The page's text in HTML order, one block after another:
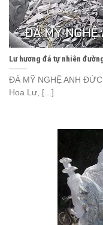
Lư hương đá tự nhiên
ĐÁ MỸ NGHỆ ANH
Hoa Lư, [...]